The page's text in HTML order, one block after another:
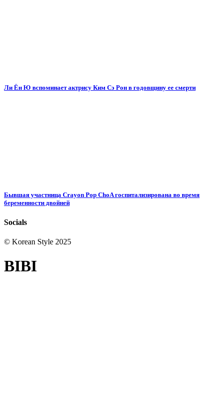
Ли Ён Ю вспоминает актрису Ким Сэ Рон в годовщину ее смерти
Бывшая участница Crayon Pop ChoA госпитализирована во время
беременности двойней
Socials
© Korean Style 2025
BIBI